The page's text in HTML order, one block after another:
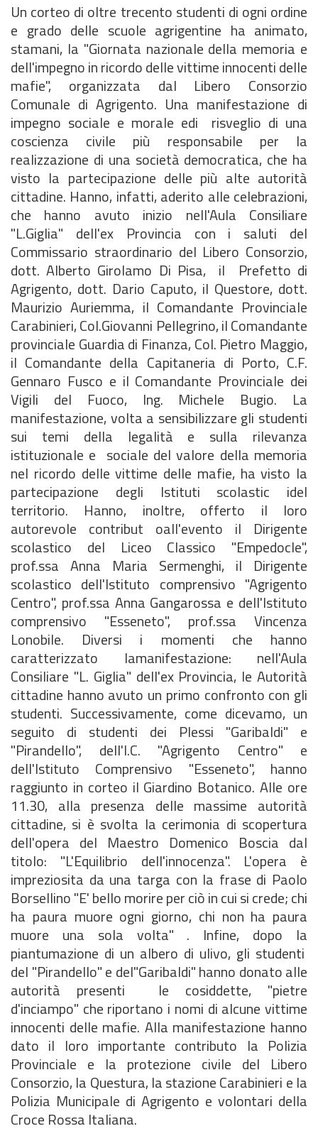
Un corteo di oltre trecento studenti di ogni ordine
e grado delle scuole agrigentine ha animato,
stamani, la "Giornata nazionale della memoria e
dell'impegno in ricordo delle vittime innocenti delle
mafie", organizzata dal Libero Consorzio
Comunale di Agrigento. Una manifestazione di
impegno sociale e morale edi risveglio di una
coscienza civile più responsabile per la
realizzazione di una società democratica, che ha
visto la partecipazione delle più alte autorità
cittadine. Hanno, infatti, aderito alle celebrazioni,
che hanno avuto inizio nell'Aula Consiliare
"L.Giglia" dell'ex Provincia con i saluti del
Commissario straordinario del Libero Consorzio,
dott. Alberto Girolamo Di Pisa, il Prefetto di
Agrigento, dott. Dario Caputo, il Questore, dott.
Maurizio Auriemma, il Comandante Provinciale
Carabinieri, Col.Giovanni Pellegrino, il Comandante
provinciale Guardia di Finanza, Col. Pietro Maggio,
il Comandante della Capitaneria di Porto, C.F.
Gennaro Fusco e il Comandante Provinciale dei
Vigili del Fuoco, Ing. Michele Bugio. La
manifestazione, volta a sensibilizzare gli studenti
sui temi della legalità e sulla rilevanza
istituzionale e sociale del valore della memoria
nel ricordo delle vittime delle mafie, ha visto la
partecipazione degli Istituti scolastic idel
territorio. Hanno, inoltre, offerto il loro
autorevole contribut oall'evento il Dirigente
scolastico del Liceo Classico "Empedocle",
prof.ssa Anna Maria Sermenghi, il Dirigente
scolastico dell'Istituto comprensivo "Agrigento
Centro", prof.ssa Anna Gangarossa e dell'Istituto
comprensivo "Esseneto", prof.ssa Vincenza
Lonobile. Diversi i momenti che hanno
caratterizzato lamanifestazione: nell'Aula
Consiliare "L. Giglia" dell'ex Provincia, le Autorità
cittadine hanno avuto un primo confronto con gli
studenti. Successivamente, come dicevamo, un
seguito di studenti dei Plessi "Garibaldi" e
"Pirandello", dell'I.C. "Agrigento Centro" e
dell'Istituto Comprensivo "Esseneto", hanno
raggiunto in corteo il Giardino Botanico. Alle ore
11.30, alla presenza delle massime autorità
cittadine, si è svolta la cerimonia di scopertura
dell'opera del Maestro Domenico Boscia dal
titolo: "L'Equilibrio dell'innocenza". L'opera è
impreziosita da una targa con la frase di Paolo
Borsellino "E' bello morire per ciò in cui si crede; chi
ha paura muore ogni giorno, chi non ha paura
muore una sola volta" . Infine, dopo la
piantumazione di un albero di ulivo, gli studenti
del "Pirandello" e del"Garibaldi" hanno donato alle
autorità presenti le cosiddette, "pietre
d'inciampo" che riportano i nomi di alcune vittime
innocenti delle mafie. Alla manifestazione hanno
dato il loro importante contributo la Polizia
Provinciale e la protezione civile del Libero
Consorzio, la Questura, la stazione Carabinieri e la
Polizia Municipale di Agrigento e volontari della
Croce Rossa Italiana.